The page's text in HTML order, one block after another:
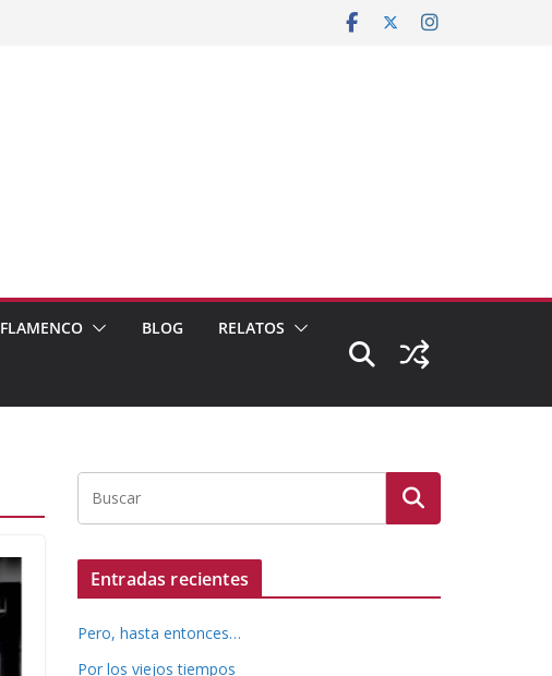
FLAMENCO BLOG RELATOS
Entradas recientes
Pero, hasta entonces…
Por los viejos tiempos